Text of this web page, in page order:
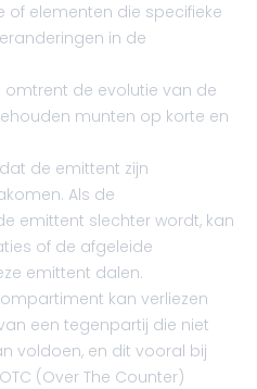
elementen die specifieke
in de
omtrent de evolutie van de
munten op korte en
de emittent zijn
Als de
emittent slechter wordt, kan
of de afgeleide
emittent dalen.
kan verliezen
een tegenpartij die niet
voldoen, en dit vooral bij
(Over The Counter)